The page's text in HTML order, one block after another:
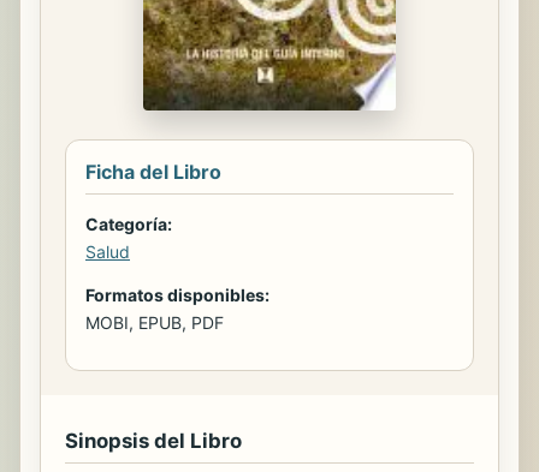
Ficha del Libro
Categoría:
Salud
Formatos disponibles:
MOBI, EPUB, PDF
Sinopsis del Libro